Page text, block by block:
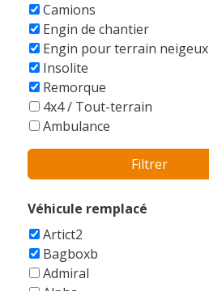
Bucegi
Buell
Bugatti
Buick
Cadillac
Caterham
Caterpillar
Champion
Chrysler
Citroen
Dacia
Daewoo
Camions
Engin de chantier
Engin pour terrain neigeux
Insolite
Remorque
4x4 / Tout-terrain
Ambulance
Armée
Auto-tamponneuse
Autres
Avions
Bateaux
Berline
Bicyclettes
Filtrer
Véhicule remplacé
Artict2
Bagboxb
Admiral